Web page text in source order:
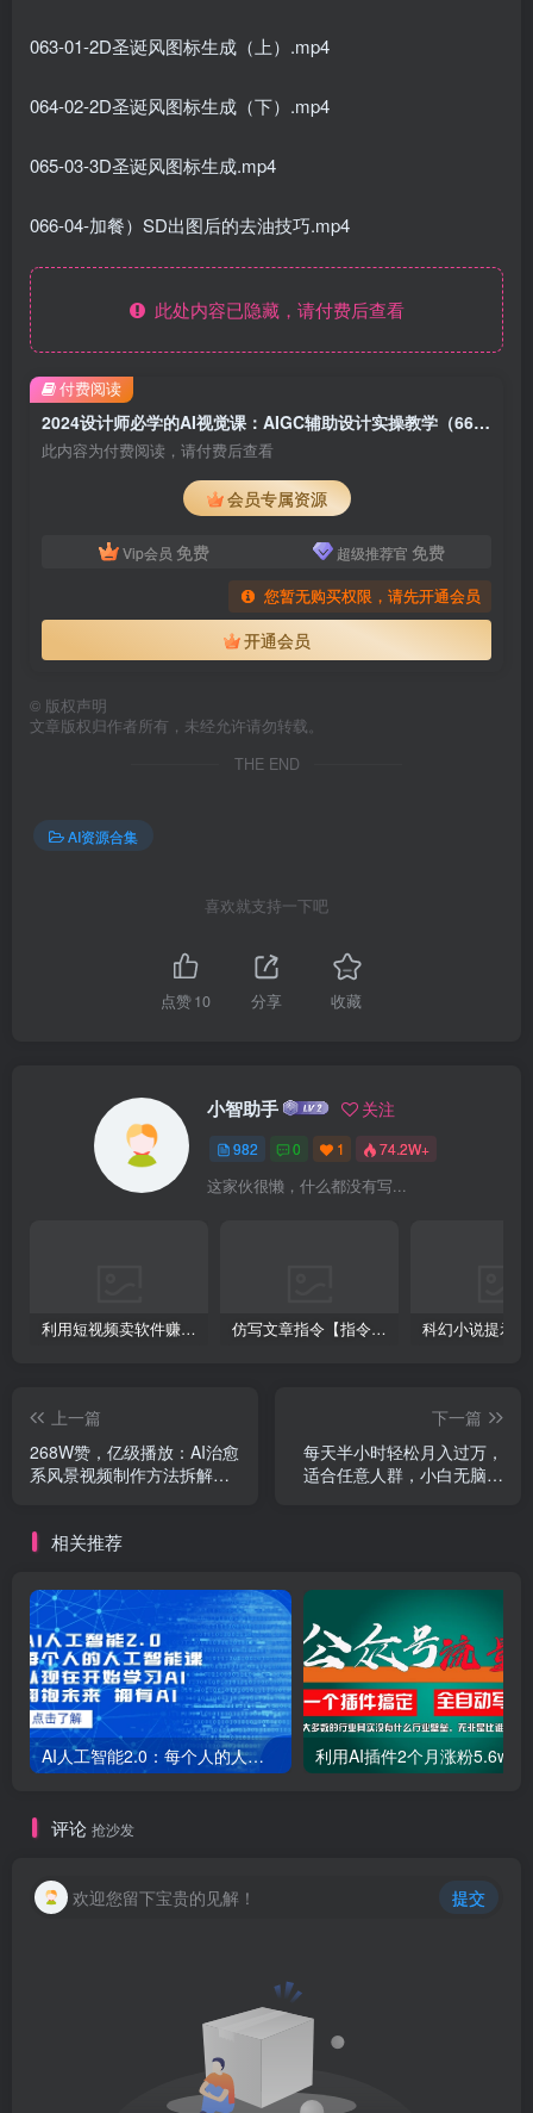
063-01-2D圣诞风图标生成（上）.mp4
064-02-2D圣诞风图标生成（下）.mp4
065-03-3D圣诞风图标生成.mp4
066-04-加餐）SD出图后的去油技巧.mp4
此处内容已隐藏，请付费后查看
2024设计师必学的AI视觉课：AIGC辅助设计实操教学（66节课）
此内容为付费阅读，请付费后查看
会员专属资源
Vip会员 免费 超级推荐官 免费
您暂无购买权限，请先开通会员
开通会员
付费阅读
© 版权声明
文章版权归作者所有，未经允许请勿转载。
THE END
AI资源合集
喜欢就支持一下吧
点赞10 分享 收藏
小智助手 关注
982 0 1 74.2W+
这家伙很懒，什么都没有写...
利用短视频卖软件赚钱，新手小白轻松月入10000+！ 仿写文章指令【指令+教程】
上一篇
268W赞，亿级播放：AI治愈
系风景视频制作方法拆解，
下一篇
每天半小时轻松月入过万，
适合任意人群，小白无脑操
相关推荐
AI人工智能2.0：每个人的人工智能课：从现在开始学习AI（38节课）
评论 抢沙发
欢迎您留下宝贵的见解！ 提交